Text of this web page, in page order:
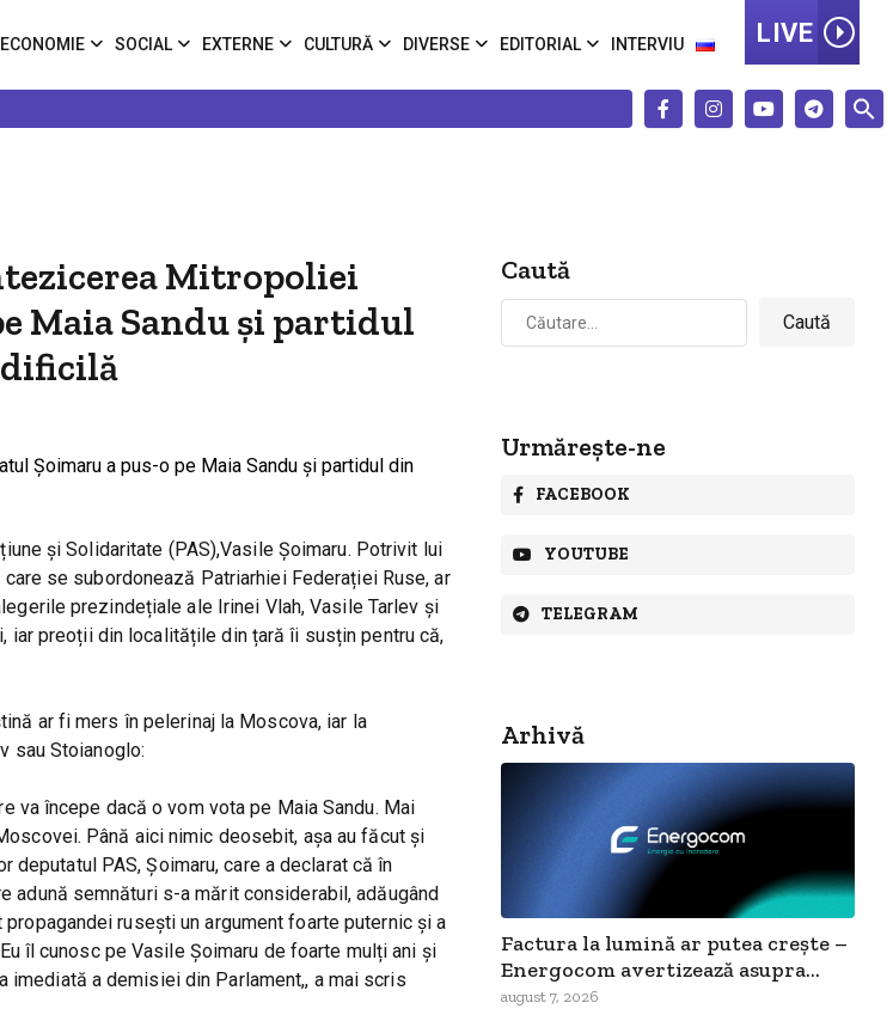
ECONOMIE SOCIAL EXTERNE CULTURĂ DIVERSE EDITORIAL INTERVIU LIVE
Mitropoliei
Maia Sandu și partidul
și Solidaritate (PAS),Vasile Șoimaru. Potrivit lui
se subordonează Patriarhiei Federației Ruse, ar
prezindețiale ale Irinei Vlah, Vasile Tarlev și
iar preoții din localitățile din țară îi susțin pentru că,
ar fi mers în pelerinaj la Moscova, iar la
sau Stoianoglo:
va începe dacă o vom vota pe Maia Sandu. Mai
Până aici nimic deosebit, așa au făcut și
deputatul PAS, Șoimaru, care a declarat că în
adună semnături s-a mărit considerabil, adăugând
rusești un argument foarte puternic și a
îl cunosc pe Vasile Șoimaru de foarte mulți ani și
a demisiei din Parlament,, a mai scris
Caută
Caută
după:
Urmărește-ne
FACEBOOK
YOUTUBE
TELEGRAM
Arhivă
Factura la lumină ar putea crește –
Energocom avertizează asupra...
august 7, 2026